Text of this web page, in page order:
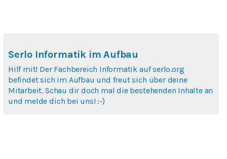
Serlo Informatik im Aufbau
Hilf mit! Der Fachbereich Informatik auf serlo.org
befindet sich im Aufbau und freut sich über deine
Mitarbeit. Schau dir doch mal die bestehenden Inhalte an
und melde dich bei uns! :-)